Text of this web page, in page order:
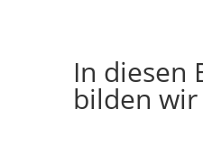
In diesen
bilden wir